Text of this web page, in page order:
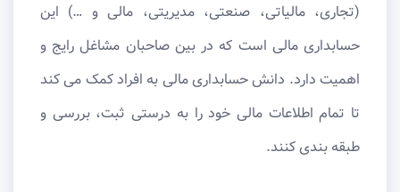
(تجاری، مالیاتی، صنعتی، مدیریتی، مالی و …) این
حسابداری مالی است که در بین صاحبان مشاغل رایج و
اهمیت دارد. دانش حسابداری مالی به افراد کمک می کند
تا تمام اطلاعات مالی خود را به درستی ثبت، بررسی و
طبقه بندی کنند.